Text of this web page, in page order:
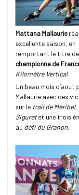
Mattana Mallaurie
excellente saison, en
remportant le titre de
championne de
Kilomètre Vertical.
Un beau mois d’aout
Mallaurie avec des
sur le trail de Méribel,
Siguretet une
au défi du Granon.